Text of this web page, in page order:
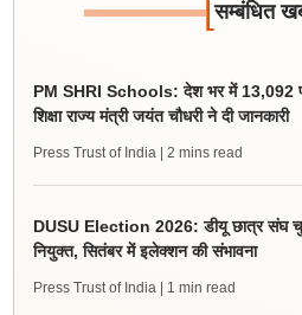
[सम्बंधित
PM SHRI Schools: देश भर में 13,092
शिक्षा राज्य मंत्री जयंत चौधरी ने दी जानकारी
Press Trust of India | 2 mins read
DUSU Election 2026: डीयू छात्र संघ
नियुक्त, सितंबर में इलेक्शन की संभावना
Press Trust of India | 1 min read